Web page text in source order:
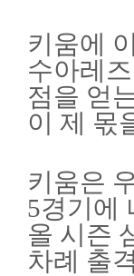
키움에
수아레
점을 얻
이 제 몫
키움은
5경기에
올 시즌
차례 출